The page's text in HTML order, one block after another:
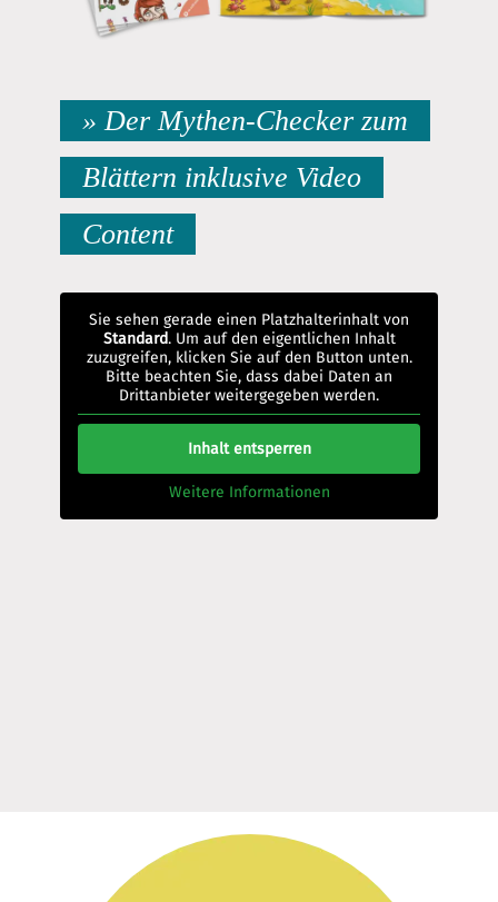
» Der Mythen-Checker zum
Blättern inklusive Video
Content
Sie sehen gerade einen Platzhalterinhalt von
Standard. Um auf den eigentlichen Inhalt
zuzugreifen, klicken Sie auf den Button unten.
Bitte beachten Sie, dass dabei Daten an
Drittanbieter weitergegeben werden.
Inhalt entsperren
Weitere Informationen